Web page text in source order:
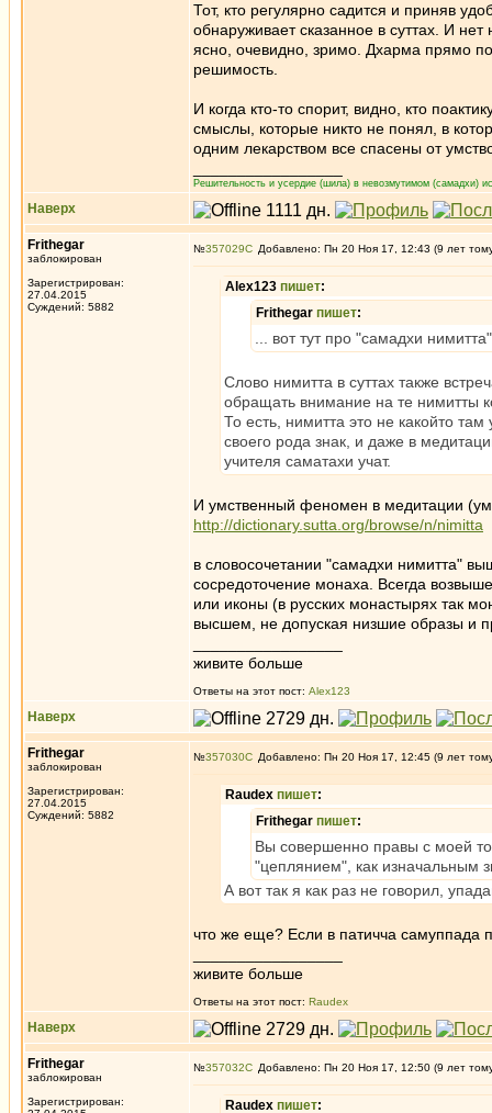
Тот, кто регулярно садится и приняв
обнаруживает сказанное в суттах. И
ясно, очевидно, зримо. Дхарма прямо
решимость.
И когда кто-то спорит, видно, кто
смыслы, которые никто не понял, в
одним лекарством все спасены от
Решительность и усердие (шила) в невозмутимом (самадхи)
Наверх
Frithegar
заблокирован
Зарегистрирован:
27.04.2015
Суждений: 5882
№357029 Добавлено: Пн 20 Ноя 17, 12:43 (9 лет
Alex123 пишет:
Frithegar пишет:
... вот тут про "самадхи
Слово нимитта в суттах также
обращать внимание на те нимитты
То есть, нимитта это не какойто
своего рода знак, и даже в
учителя саматахи учат.
И умственный феномен в медитации
http://dictionary.sutta.org/browse/n/nimitta
в словосочетании "самадхи нимитта"
сосредоточение монаха. Всегда
или иконы (в русских монастырях так
высшем, не допуская низшие образы и
живите больше
Ответы на этот пост: Alex123
Наверх
Frithegar
заблокирован
Зарегистрирован:
27.04.2015
Суждений: 5882
№357030 Добавлено: Пн 20 Ноя 17, 12:45 (9 лет
Raudex пишет:
Frithegar пишет:
Вы совершенно правы с моей
"цеплянием", как изначальным
А вот так я как раз не говорил,
что же еще? Если в патичча самуппада
живите больше
Ответы на этот пост: Raudex
Наверх
Frithegar
заблокирован
Зарегистрирован:
№357032 Добавлено: Пн 20 Ноя 17, 12:50 (9 лет
Raudex пишет: